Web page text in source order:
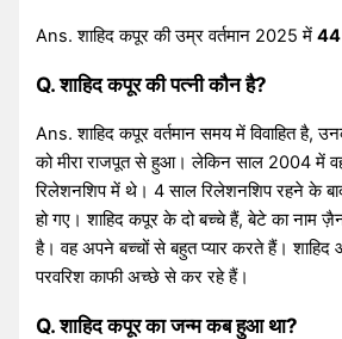
Ans. शाहिद कपूर की उम्र वर्तमान 2025 में44
Q. शाहिद कपूर की पत्नी कौन है?
Ans. शाहिद कपूर वर्तमान समय में विवाहित है,
को मीरा राजपूत से हुआ। लेकिन साल 2004 में
रिलेशनशिप में थे। 4 साल रिलेशनशिप रहने के
हो गए। शाहिद कपूर के दो बच्चे हैं, बेटे का नाम
है। वह अपने बच्चों से बहुत प्यार करते हैं। शाहिद
परवरिश काफी अच्छे से कर रहे हैं।
Q. शाहिद कपूर का जन्म कब हुआ था?